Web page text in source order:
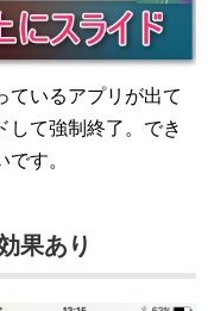
ているアプリが出て
して強制終了。でき
す。
果あり